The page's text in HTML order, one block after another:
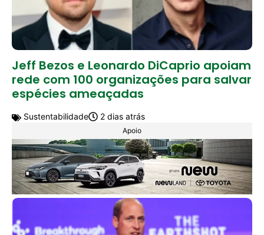
Jeff Bezos e Leonardo DiCaprio apoiam
rede com 100 organizações para salvar
espécies ameaçadas
Sustentabilidade 2 dias atrás
Apoio